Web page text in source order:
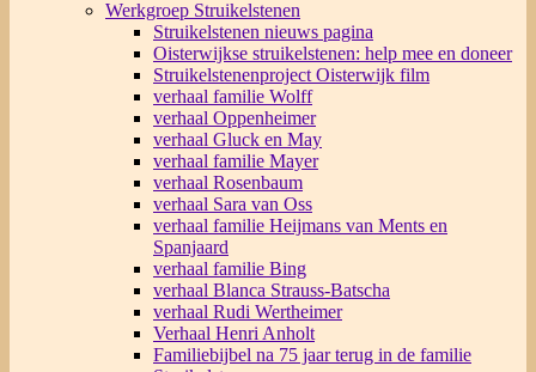
Werkgroep Struikelstenen
Struikelstenen nieuws pagina
Oisterwijkse struikelstenen: help mee en doneer
Struikelstenenproject Oisterwijk film
verhaal familie Wolff
verhaal Oppenheimer
verhaal Gluck en May
verhaal familie Mayer
verhaal Rosenbaum
verhaal Sara van Oss
verhaal familie Heijmans van Ments en
Spanjaard
verhaal familie Bing
verhaal Blanca Strauss-Batscha
verhaal Rudi Wertheimer
Verhaal Henri Anholt
Familiebijbel na 75 jaar terug in de familie